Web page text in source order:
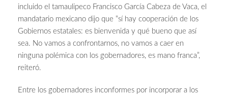
incluido el tamaulipeco Francisco García Cabeza de Vaca, el
mandatario mexicano dijo que “sí hay cooperación de los
Gobiernos estatales: es bienvenida y qué bueno que así
sea. No vamos a confrontarnos, no vamos a caer en
ninguna polémica con los gobernadores, es mano franca”,
reiteró.
Entre los gobernadores inconformes por incorporar a los